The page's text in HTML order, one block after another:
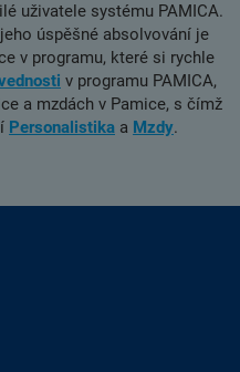
uživatele systému PAMICA.
úspěšné absolvování je
v programu, které si rychle
v programu PAMICA,
a mzdách v Pamice, s čímž
Personalistika a Mzdy.